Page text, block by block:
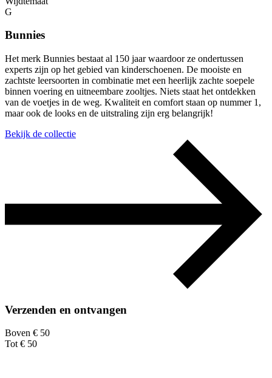
G
Bunnies
Het merk Bunnies bestaat al 150 jaar waardoor ze ondertussen
experts zijn op het gebied van kinderschoenen. De mooiste en
zachtste leersoorten in combinatie met een heerlijk zachte soepele
binnen voering en uitneembare zooltjes. Niets staat het ontdekken
van de voetjes in de weg. Kwaliteit en comfort staan op nummer 1,
maar ook de looks en de uitstraling zijn erg belangrijk!
Bekijk de collectie
Verzenden en ontvangen
Boven € 50
Tot € 50